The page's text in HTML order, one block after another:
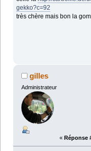
gekko?c=92
très chère mais bon la
gilles
Administrateur
« Réponse